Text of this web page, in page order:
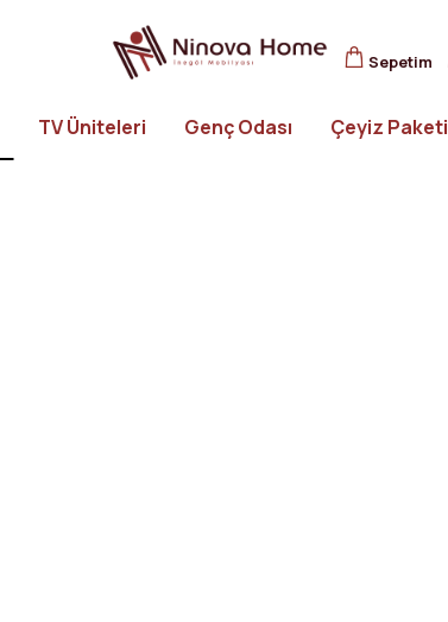
Sepetim
TV Üniteleri Genç Odası Çeyiz Paketi